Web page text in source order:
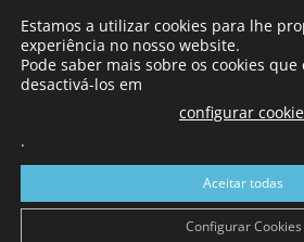
SOBRE NÓS
Com sede nas Caldas da Rainha e
a sul de distrito de Leiria, com mais
toda a região Oeste. Jornal com
Continental e
Estamos a utilizar cookies para lhe
experiência no nosso website.
Pode saber mais sobre os cookies
desactivá-los em
configurar
.
Aceitar todas
Configurar Cookies